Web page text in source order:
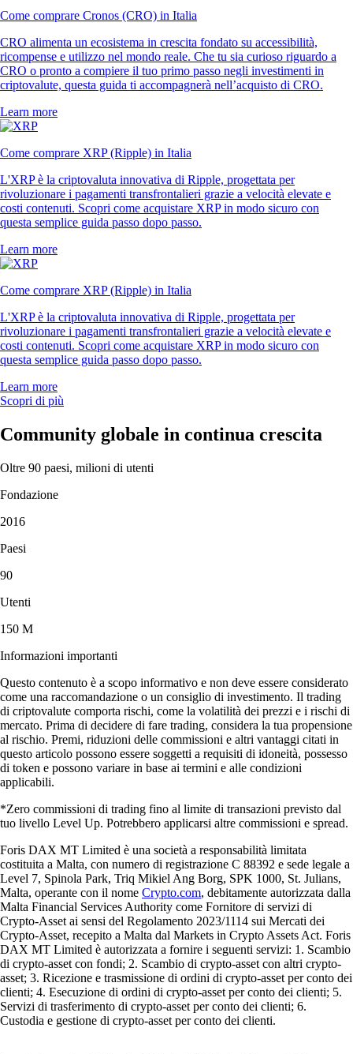
Come comprare Cronos (CRO) in Italia
CRO alimenta un ecosistema in crescita fondato su accessibilità,
ricompense e utilizzo nel mondo reale. Che tu sia curioso riguardo a
CRO o pronto a compiere il tuo primo passo negli investimenti in
criptovalute, questa guida ti accompagnerà nell’acquisto di CRO.
Learn more
Come comprare XRP (Ripple) in Italia
L'XRP è la criptovaluta innovativa di Ripple, progettata per
rivoluzionare i pagamenti transfrontalieri grazie a velocità elevate e
costi contenuti. Scopri come acquistare XRP in modo sicuro con
questa semplice guida passo dopo passo.
Learn more
Come comprare XRP (Ripple) in Italia
L'XRP è la criptovaluta innovativa di Ripple, progettata per
rivoluzionare i pagamenti transfrontalieri grazie a velocità elevate e
costi contenuti. Scopri come acquistare XRP in modo sicuro con
questa semplice guida passo dopo passo.
Learn more
Scopri di più
Community globale in continua crescita
Oltre 90 paesi, milioni di utenti
Fondazione
2016
Paesi
90
Utenti
150 M
Informazioni importanti
Questo contenuto è a scopo informativo e non deve essere considerato
come una raccomandazione o un consiglio di investimento. Il trading
di criptovalute comporta rischi, come la volatilità dei prezzi e i rischi di
mercato. Prima di decidere di fare trading, considera la tua propensione
al rischio. Premi, riduzioni delle commissioni e altri vantaggi citati in
questo articolo possono essere soggetti a requisiti di idoneità, possesso
di token e possono variare in base ai termini e alle condizioni
applicabili.
*Zero commissioni di trading fino al limite di transazioni previsto dal
tuo livello Level Up. Potrebbero applicarsi altre commissioni e spread.
Foris DAX MT Limited è una società a responsabilità limitata
costituita a Malta, con numero di registrazione C 88392 e sede legale a
Level 7, Spinola Park, Triq Mikiel Ang Borg, SPK 1000, St. Julians,
Malta, operante con il nome Crypto.com, debitamente autorizzata dalla
Malta Financial Services Authority come Fornitore di servizi di
Crypto-Asset ai sensi del Regolamento 2023/1114 sui Mercati dei
Crypto-Asset, recepito a Malta dal Markets in Crypto Assets Act. Foris
DAX MT Limited è autorizzata a fornire i seguenti servizi: 1. Scambio
di crypto-asset con fondi; 2. Scambio di crypto-asset con altri crypto-
asset; 3. Ricezione e trasmissione di ordini di crypto-asset per conto dei
clienti; 4. Esecuzione di ordini di crypto-asset per conto dei clienti; 5.
Servizi di trasferimento di crypto-asset per conto dei clienti; 6.
Custodia e gestione di crypto-asset per conto dei clienti.